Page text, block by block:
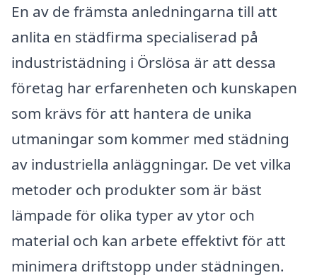
En av de främsta anledningarna till att
anlita en städfirma specialiserad på
industristädning i Örslösa är att dessa
företag har erfarenheten och kunskapen
som krävs för att hantera de unika
utmaningar som kommer med städning
av industriella anläggningar. De vet vilka
metoder och produkter som är bäst
lämpade för olika typer av ytor och
material och kan arbete effektivt för att
minimera driftstopp under städningen.